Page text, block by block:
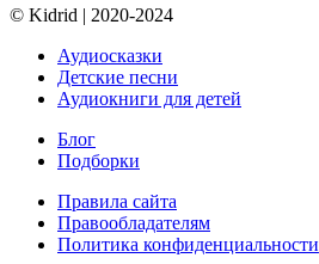
© Kidrid | 2020-2024
Аудиосказки
Детские песни
Аудиокниги для детей
Блог
Подборки
Правила сайта
Правообладателям
Политика конфиденциальности